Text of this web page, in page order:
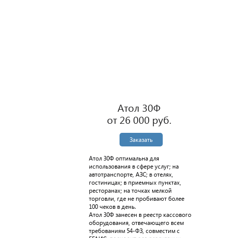
Атол 30Ф оптимальна для
использования в сфере услуг; на
автотранспорте, АЗС; в отелях,
гостиницах; в приемных пунктах,
ресторанах; на точках мелкой
торговли, где не пробивают более
100 чеков в день.
Атол 30Ф занесен в реестр кассового
оборудования, отвечающего всем
требованиям 54-ФЗ, совместим с
Заказать
Атол 30Ф
от 26 000 руб.